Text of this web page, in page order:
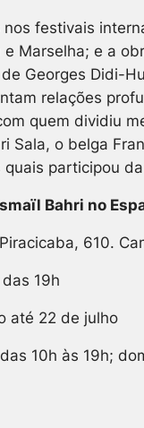
festivais
Marselha; e a
de Georges Didi-
relações
quem dividiu
Sala, o belga
participou
Bahri no
610.
19h
até 22 de julho
10h às 19h;